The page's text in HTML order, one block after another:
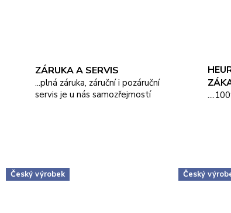
ZÁRUKA A SERVIS
...plná záruka, záruční i pozáruční
servis je u nás samozřejmostí
Český výrobek Český